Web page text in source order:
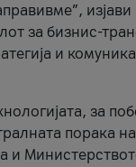
за бизнис-
и
за
порака
и